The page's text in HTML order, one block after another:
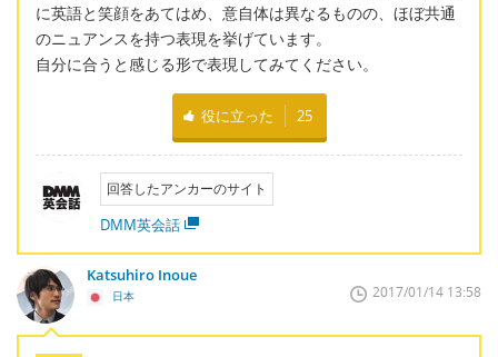
に英語と笑顔をあてはめ、意自体は異なるものの、ほぼ共通
のニュアンスを持つ表現を挙げています。
自分に合うと感じる形で表現してみてください。
役に立った 25
回答したアンカーのサイト
DMM英会話
Katsuhiro Inoue
日本 2017/01/14 13:58